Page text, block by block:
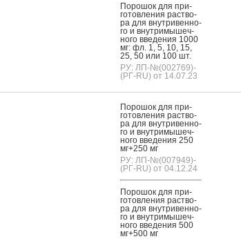
По­рошок для при­
готов­ле­ния рас­тво­
ра для внут­ри­вен­но­
го и внут­ри­мышеч­
но­го вве­дения 1000
мг: фл. 1, 5, 10, 15,
25, 50 или 100 шт.
РУ: ЛП-№(002769)-
(РГ-RU) от 14.07.23
По­рошок для при­
готов­ле­ния рас­тво­
ра для внут­ри­вен­но­
го и внут­ри­мышеч­
но­го вве­дения 250
мг+250 мг
РУ: ЛП-№(007949)-
(РГ-RU) от 04.12.24
По­рошок для при­
готов­ле­ния рас­тво­
ра для внут­ри­вен­но­
го и внут­ри­мышеч­
но­го вве­дения 500
мг+500 мг